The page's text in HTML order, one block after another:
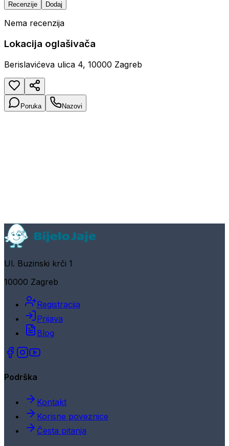
Recenzije Dodaj
Nema recenzija
Lokacija oglašivača
Berislavićeva ulica 4, 10000 Zagreb
Poruka Nazovi
Ul. Buzinski krči 1
10000 Zagreb
Registracija
Prijava
Blog
Podrška
Kontakt
Korisne poveznice
Česta pitanja